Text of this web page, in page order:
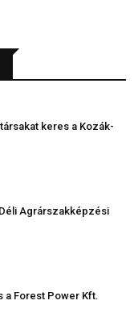
keres a Kozák-
Agrárszakképzési
Forest Power Kft.